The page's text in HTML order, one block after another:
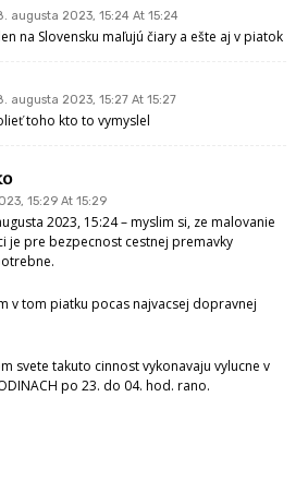
augusta 2023, 15:24 At 15:24
na Slovensku maľujú čiary a ešte aj v piatok
augusta 2023, 15:27 At 15:27
toho kto to vymyslel
15:29 At 15:29
2023, 15:24 – myslim si, ze malovanie
je pre bezpecnost cestnej premavky
v tom piatku pocas najvacsej dopravnej
svete takuto cinnost vykonavaju vylucne v
po 23. do 04. hod. rano.